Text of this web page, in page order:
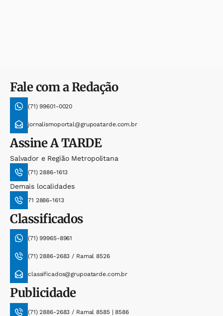
Fale com a Redação
(71) 99601-0020
jornalismoportal@grupoatarde.com.br
AssineA TARDE
Salvador e Região Metropolitana
(71) 2886-1613
Demais localidades
71 2886-1613
Classificados
(71) 99965-8961
(71) 2886-2683 / Ramal 8526
classificados@grupoatarde.com.br
Publicidade
(71) 2886-2683 / Ramal 8585 | 8586